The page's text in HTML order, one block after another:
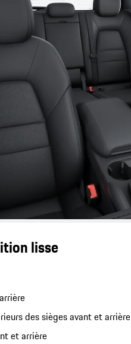
lisse
des sièges avant et arrière
et arrière